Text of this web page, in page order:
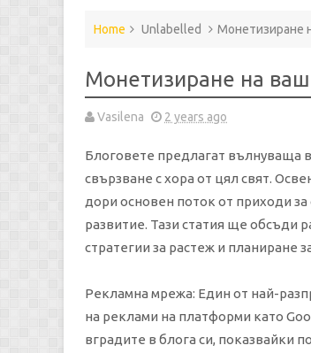
Home Unlabelled Монетизиране
Монетизиране на
Vasilena 2 years ago
Блоговете предлагат вълнуваща
свързване с хора от цял ​​свят.
дори основен поток от приходи за
развитие. Тази статия ще обсъди
стратегии за растеж и планиране
Рекламна мрежа: Един от най-
на реклами на платформи като
вградите в блога си, показвайки